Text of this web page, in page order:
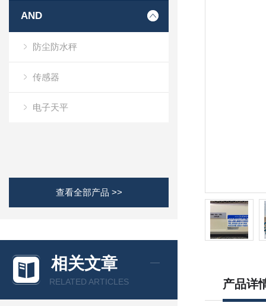
AND
防尘防水秤
传感器
电子天平
查看全部产品 >>
相关文章
RELATED ARTICLES 产品详